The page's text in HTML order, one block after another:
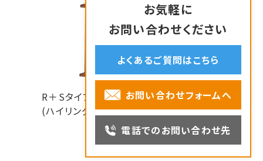
R＋Sタイプ
(ハイリング＋SPスティック)
お気軽に
お問い合わせください
よくあるご質問はこちら
お問い合わせフォームへ
電話でのお問い合わせ先